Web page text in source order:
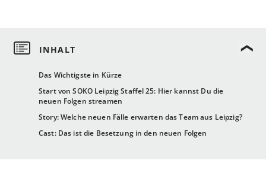
Das Wichtigste in Kürze
Start von SOKO Leipzig Staffel 25: Hier kannst Du die
neuen Folgen streamen
Story: Welche neuen Fälle erwarten das Team aus Leipzig?
Cast: Das ist die Besetzung in den neuen Folgen